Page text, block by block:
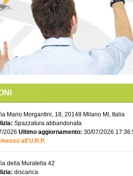
Mario Morgantini, 18, 20148 Milano MI, Italia
Spazzatura abbandonata
2026 Ultimo aggiornamento: 30/07/2026
all'U.R.P.
della Muratella 42
discarica